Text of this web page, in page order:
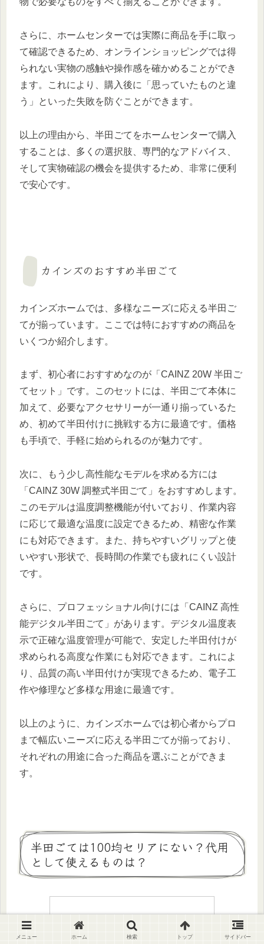
さらに、ホームセンターでは実際に商品を手に取っ
て確認できるため、オンラインショッピングでは得
られない実物の感触や操作感を確かめることができ
ます。これにより、購入後に「思っていたものと違
う」といった失敗を防ぐことができます。
以上の理由から、半田ごてをホームセンターで購入
することは、多くの選択肢、専門的なアドバイス、
そして実物確認の機会を提供するため、非常に便利
で安心です。
カインズのおすすめ半田ごて
カインズホームでは、多様なニーズに応える半田ご
てが揃っています。ここでは特におすすめの商品を
いくつか紹介します。
まず、初心者におすすめなのが「CAINZ 20W 半田ご
てセット」です。このセットには、半田ごて本体に
加えて、必要なアクセサリーが一通り揃っているた
め、初めて半田付けに挑戦する方に最適です。価格
も手頃で、手軽に始められるのが魅力です。
次に、もう少し高性能なモデルを求める方には
「CAINZ 30W 調整式半田ごて」をおすすめします。
このモデルは温度調整機能が付いており、作業内容
に応じて最適な温度に設定できるため、精密な作業
にも対応できます。また、持ちやすいグリップと使
いやすい形状で、長時間の作業でも疲れにくい設計
です。
さらに、プロフェッショナル向けには「CAINZ 高性
能デジタル半田ごて」があります。デジタル温度表
示で正確な温度管理が可能で、安定した半田付けが
求められる高度な作業にも対応できます。これによ
り、品質の高い半田付けが実現できるため、電子工
作や修理など多様な用途に最適です。
以上のように、カインズホームでは初心者からプロ
まで幅広いニーズに応える半田ごてが揃っており、
それぞれの用途に合った商品を選ぶことができま
す。
半田ごては100均セリアにない？代用
として使えるものは？
メニュー ホーム 検索 トップ サイドバー